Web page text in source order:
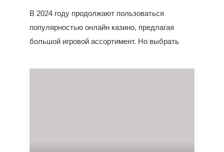
В 2024 году продолжают пользоваться
популярностью онлайн казино, предлагая
большой игровой ассортимент. Но выбрать